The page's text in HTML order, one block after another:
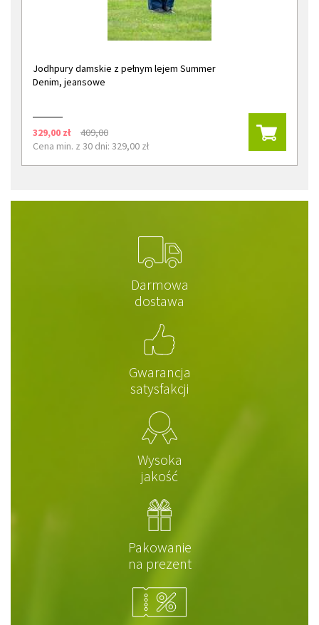
Jodhpury damskie z pełnym lejem Summer
Denim, jeansowe
329,00 zł
409,00
Cena min. z 30 dni: 329,00 zł
Darmowa
dostawa
Gwarancja
satysfakcji
Wysoka
jakość
Pakowanie
na prezent